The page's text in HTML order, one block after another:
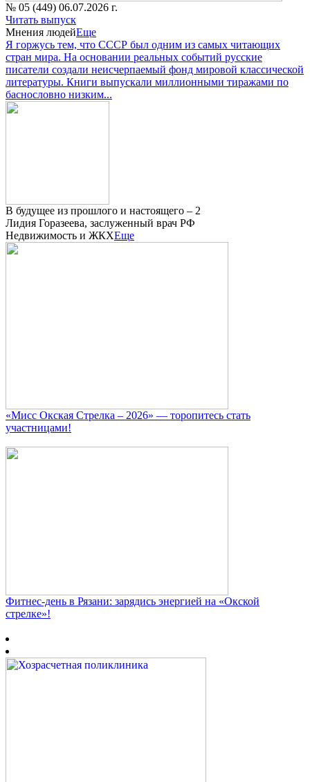
№ 05 (449) 06.07.2026 г.
Читать выпуск
Мнения людейЕще
Я горжусь тем, что СССР был одним из самых читающих
стран мира. На основании реальных событий русские
писатели создали неисчерпаемый фонд мировой классической
литературы. Книги выпускали миллионными тиражами по
баснословно низким...
В будущее из прошлого и настоящего – 2
Лидия Горазеева, заслуженный врач РФ
Недвижимость и ЖКХЕще
«Мисс Окская Стрелка – 2026» — торопитесь стать
участницами!
Фитнес‑день в Рязани: зарядись энергией на «Окской
стрелке»!